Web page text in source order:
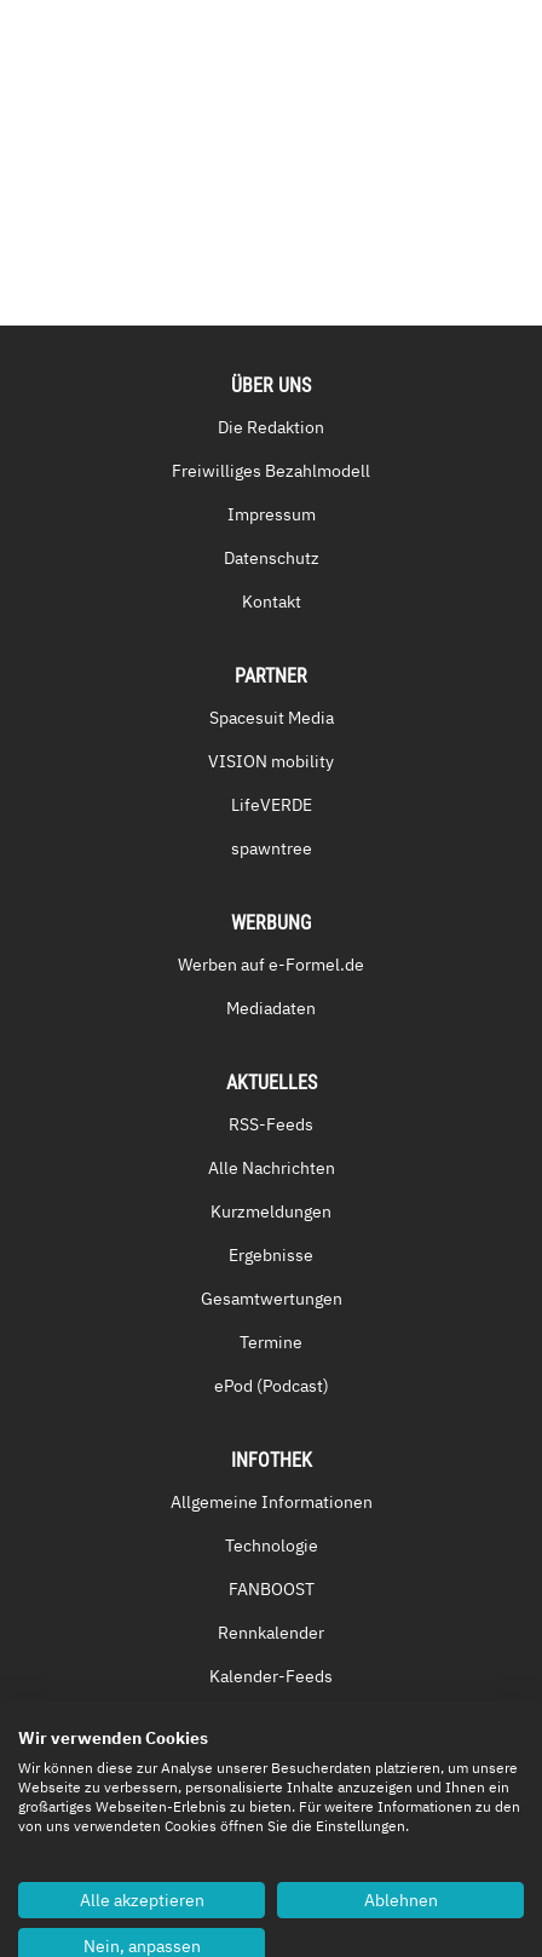
ÜBER UNS
Die Redaktion
Freiwilliges Bezahlmodell
Impressum
Datenschutz
Kontakt
PARTNER
Spacesuit Media
VISION mobility
LifeVERDE
spawntree
WERBUNG
Werben auf e-Formel.de
Mediadaten
AKTUELLES
RSS-Feeds
Alle Nachrichten
Kurzmeldungen
Ergebnisse
Gesamtwertungen
Termine
ePod (Podcast)
INFOTHEK
Allgemeine Informationen
Technologie
FANBOOST
Rennkalender
Kalender-Feeds
Eintrittskarten
Wir verwenden Cookies
Wir können diese zur Analyse unserer Besucherdaten platzieren, um unsere
Webseite zu verbessern, personalisierte Inhalte anzuzeigen und Ihnen ein
großartiges Webseiten-Erlebnis zu bieten. Für weitere Informationen zu den
von uns verwendeten Cookies öffnen Sie die Einstellungen.
Alle akzeptieren Ablehnen
Nein, anpassen